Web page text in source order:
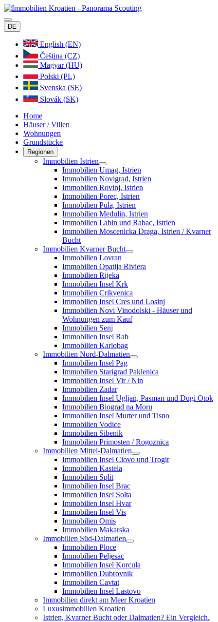
DE
English (EN)
Čeština (CZ)
Magyar (HU)
Polski (PL)
Svenska (SE)
Slovák (SK)
Home
Häuser / Villen
Wohnungen
Grundstücke
Regionen
Immobilien Istrien
Immobilien Umag, Istrien
Immobilien Novigrad, Istrien
Immobilien Rovinj, Istrien
Immobilien Porec, Istrien
Immobilien Pula, Istrien
Immobilien Medulin, Istrien
Immobilien Labin und Rabac, Istrien
Immobilien Moscenicka Draga, Istrien / Kvarner
Bucht
Immobilien Kvarner Bucht
Immobilien Lovran
Immobilien Opatija Riviera
Immobilien Rijeka
Immobilien Insel Krk
Immobilien Crikvenica
Immobilien Insel Cres und Losinj
Immobilien Novi Vinodolski - Häuser und
Wohnungen zum Kauf
Immobilien Senj
Immobilien Insel Rab
Immobilien Karlobag
Immobilien Nord-Dalmatien
Immobilien Insel Pag
Immobilien Starigrad Paklenica
Immobilien Insel Vir / Nin
Immobilien Zadar
Immobilien Insel Ugljan, Pasman und Dugi Otok
Immobilien Biograd na Moru
Immobilien Insel Murter und Tisno
Immobilien Vodice
Immobilien Sibenik
Immobilien Primosten / Rogoznica
Immobilien Mittel-Dalmatien
Immobilien Insel Ciovo und Trogir
Immobilien Kastela
Immobilien Split
Immobilien Insel Brac
Immobilien Insel Solta
Immobilien Insel Hvar
Immobilien Insel Vis
Immobilien Omis
Immobilien Makarska
Immobilien Süd-Dalmatien
Immobilien Ploce
Immobilien Peljesac
Immobilien Insel Korcula
Immobilien Dubrovnik
Immobilien Cavtat
Immobilien Insel Lastovo
Immobilien direkt am Meer Kroatien
Luxusimmobilien Kroatien
Istrien, Kvarner Bucht oder Dalmatien? Ein Vergleich.